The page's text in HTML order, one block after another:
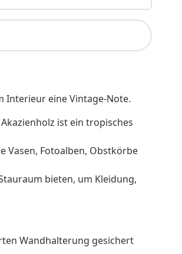
Interieur eine Vintage-Note.
ist ein tropisches
Vasen, Fotoalben, Obstkörbe
bieten, um Kleidung,
Wandhalterung gesichert